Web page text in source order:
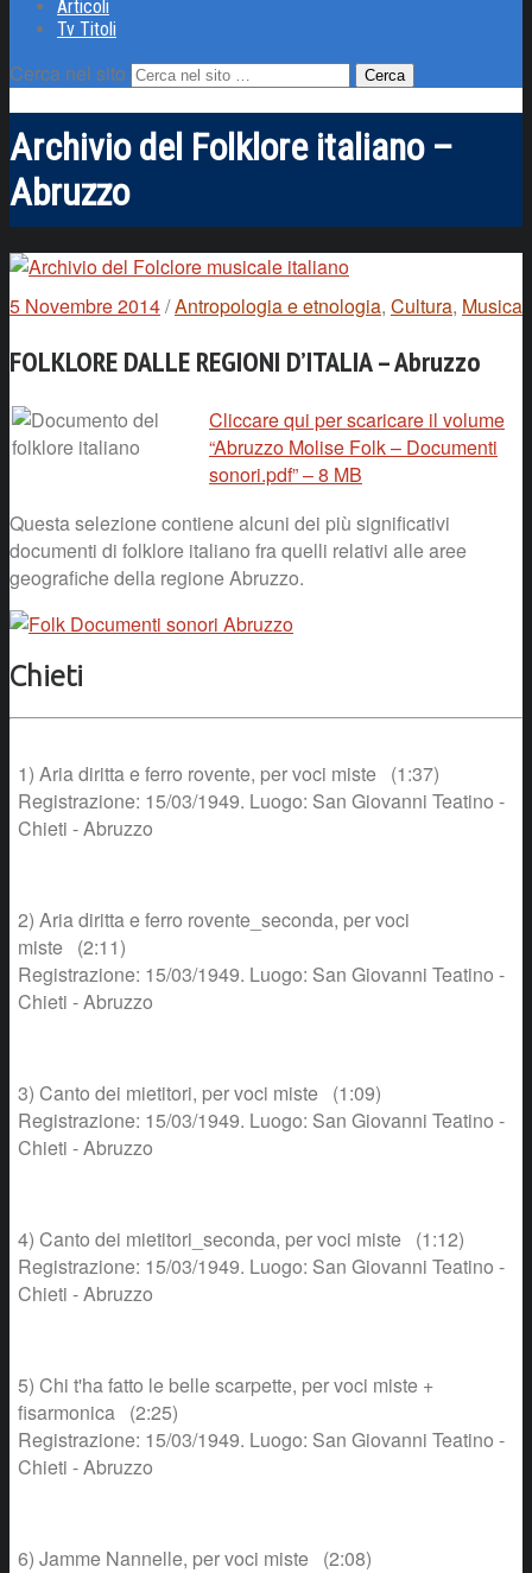
Articoli
Tv Titoli
Cerca nel sito
Archivio del Folklore italiano –
Abruzzo
5 Novembre 2014/Antropologia e etnologia, Cultura, Musica
FOLKLORE DALLE REGIONI D’ITALIA – Abruzzo
Cliccare qui per scaricare il volume
“Abruzzo Molise Folk – Documenti
sonori.pdf” – 8 MB
Questa selezione contiene alcuni dei più significativi
documenti di folklore italiano fra quelli relativi alle aree
geografiche della regione Abruzzo.
Chieti
1) Aria diritta e ferro rovente, per voci miste (1:37)
Registrazione: 15/03/1949. Luogo: San Giovanni Teatino -
Chieti - Abruzzo
2) Aria diritta e ferro rovente_seconda, per voci
miste (2:11)
Registrazione: 15/03/1949. Luogo: San Giovanni Teatino -
Chieti - Abruzzo
3) Canto dei mietitori, per voci miste (1:09)
Registrazione: 15/03/1949. Luogo: San Giovanni Teatino -
Chieti - Abruzzo
4) Canto dei mietitori_seconda, per voci miste (1:12)
Registrazione: 15/03/1949. Luogo: San Giovanni Teatino -
Chieti - Abruzzo
5) Chi t'ha fatto le belle scarpette, per voci miste +
fisarmonica (2:25)
Registrazione: 15/03/1949. Luogo: San Giovanni Teatino -
Chieti - Abruzzo
6) Jamme Nannelle, per voci miste (2:08)